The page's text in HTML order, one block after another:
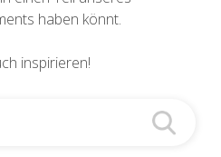
haben könnt.
inspirieren!